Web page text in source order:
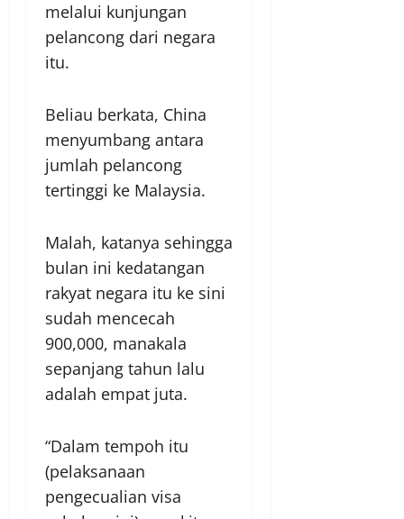
melalui kunjungan
pelancong dari negara
itu.
Beliau berkata, China
menyumbang antara
jumlah pelancong
tertinggi ke Malaysia.
Malah, katanya sehingga
bulan ini kedatangan
rakyat negara itu ke sini
sudah mencecah
900,000, manakala
sepanjang tahun lalu
adalah empat juta.
“Dalam tempoh itu
(pelaksanaan
pengecualian visa